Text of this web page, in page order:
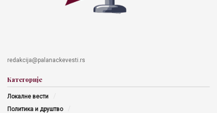
redakcija@palanackevesti.rs
Категорије
Локалне вести
Политика и друштво